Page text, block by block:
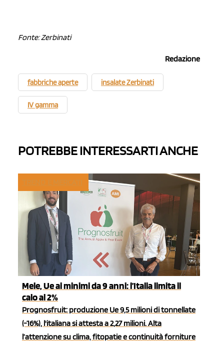
Fonte: Zerbinati
Redazione
fabbriche aperte insalate Zerbinati
IV gamma
POTREBBE INTERESSARTI ANCHE
Mele, Ue ai minimi da 9 anni: l’Italia limita il
calo al 2%
Prognosfruit: produzione Ue 9,5 milioni di tonnellate
(-16%), l'italiana si attesta a 2,27 milioni. Alta
l’attenzione su clima, fitopatie e continuità forniture